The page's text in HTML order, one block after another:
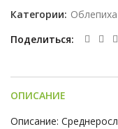
Категории: Облепиха
Поделиться
ОПИСАНИЕ
Описание: